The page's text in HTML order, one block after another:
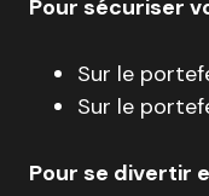
Pour sécuriser
Sur le
Sur le
Pour se divertir